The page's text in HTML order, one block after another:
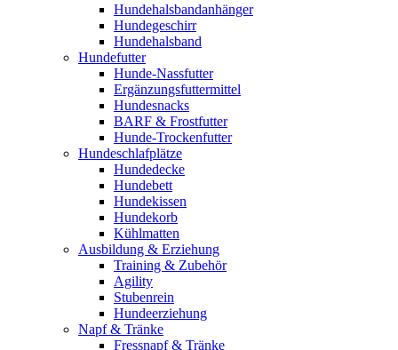
Hundehalsbandanhänger
Hundegeschirr
Hundehalsband
Hundefutter
Hunde-Nassfutter
Ergänzungsfuttermittel
Hundesnacks
BARF & Frostfutter
Hunde-Trockenfutter
Hundeschlafplätze
Hundedecke
Hundebett
Hundekissen
Hundekorb
Kühlmatten
Ausbildung & Erziehung
Training & Zubehör
Agility
Stubenrein
Hundeerziehung
Napf & Tränke
Fressnapf & Tränke